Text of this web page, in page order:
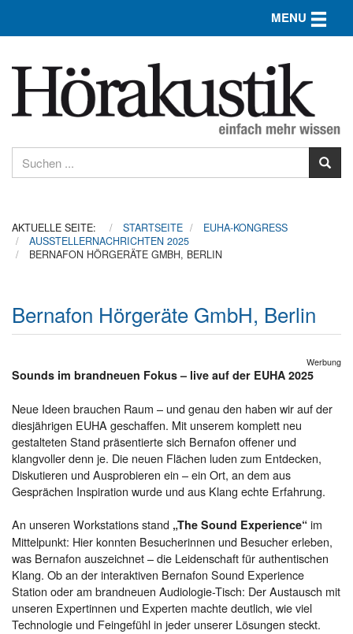
MENU Toggle
AKTUELLE SEITE: STARTSEITE
EUHA-KONGRESS
AUSSTELLERNACHRICHTEN 2025
BERNAFON HÖRGERÄTE GMBH, BERLIN
Bernafon Hörgeräte GmbH, Berlin
Werbung
Sounds im brandneuen Fokus – live auf der EUHA 2025
Neue Ideen brauchen Raum – und genau den haben wir auf der
diesjährigen EUHA geschaffen. Mit unserem komplett neu
gestalteten Stand präsentierte sich Bernafon offener und
klangvoller denn je. Die neuen Flächen luden zum Entdecken,
Diskutieren und Ausprobieren ein – ein Ort, an dem aus
Gesprächen Inspiration wurde und aus Klang echte Erfahrung.
An unseren Workstations stand „The Sound Experience“ im
Mittelpunkt: Hier konnten Besucherinnen und Besucher erleben,
was Bernafon auszeichnet – die Leidenschaft für authentischen
Klang. Ob an der interaktiven Bernafon Sound Experience
Station oder am brandneuen Audiologie-Tisch: Der Austausch mit
unseren Expertinnen und Experten machte deutlich, wie viel
Technologie und Feingefühl in jeder unserer Lösungen steckt.